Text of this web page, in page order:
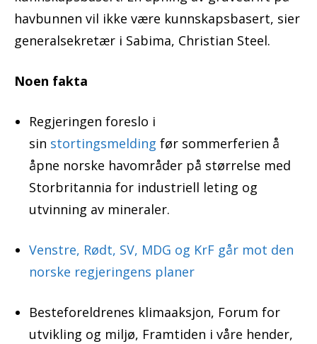
havbunnen vil ikke være kunnskapsbasert, sier
generalsekretær i Sabima, Christian Steel.
Noen fakta
Regjeringen foreslo i
sin stortingsmelding før sommerferien å
åpne norske havområder på størrelse med
Storbritannia for industriell leting og
utvinning av mineraler.
Venstre, Rødt, SV, MDG og KrF går mot den
norske regjeringens planer
Besteforeldrenes klimaaksjon, Forum for
utvikling og miljø, Framtiden i våre hender,